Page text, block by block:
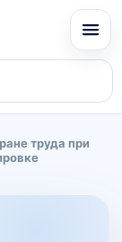
труда при